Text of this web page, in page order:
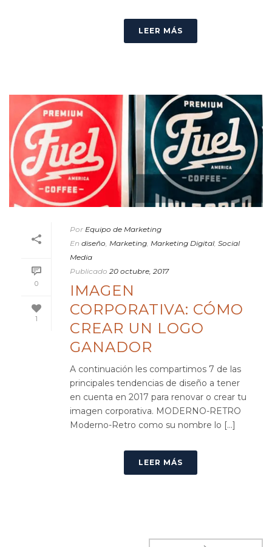
LEER MÁS
0
1
Por Equipo de Marketing
En diseño Marketing Marketing Digital Social
Media
Publicado 20 octubre, 2017
IMAGEN
CORPORATIVA: CÓMO
CREAR UN LOGO
GANADOR
A continuación les compartimos 7 de las
principales tendencias de diseño a tener
en cuenta en 2017 para renovar o crear tu
imagen corporativa. MODERNO-RETRO
Moderno-Retro como su nombre lo [...]
LEER MÁS